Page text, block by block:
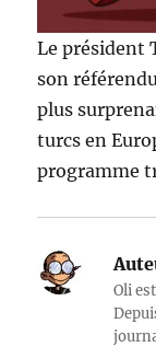
Le président
son
plus
turcs en
programme
Oli